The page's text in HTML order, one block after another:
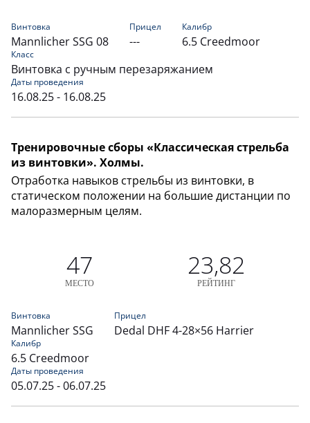
Винтовка
Mannlicher SSG 08
Прицел
---
Калибр
6.5 Creedmoor
Класс
Винтовка с ручным перезаряжанием
Даты проведения
16.08.25 - 16.08.25
Тренировочные сборы «Классическая стрельба
из винтовки». Холмы.
Отработка навыков стрельбы из винтовки, в
статическом положении на большие дистанции по
малоразмерным целям.
47
МЕСТО
23,82
РЕЙТИНГ
Винтовка
Mannlicher SSG
Прицел
Dedal DHF 4-28×56 Harrier
Калибр
6.5 Creedmoor
Даты проведения
05.07.25 - 06.07.25